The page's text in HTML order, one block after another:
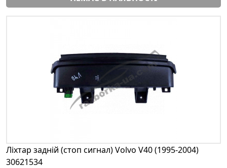
Ліхтар задній (стоп сигнал) Volvo V40 (1995-2004)
30621534